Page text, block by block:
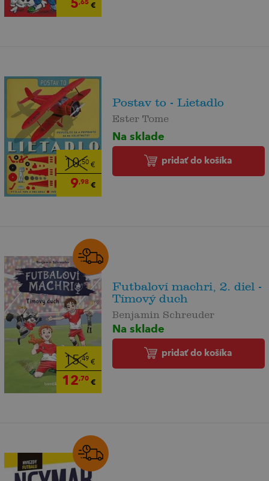
5 €
10,50€
9,98€
Postav to - Lietadlo
Ester Tome
Na sklade
pridať do košíka
15,49 €
12,70€
Futbaloví machri, 2. diel -
Tímový duch
Benjamin Schreuder
Na sklade
pridať do košíka